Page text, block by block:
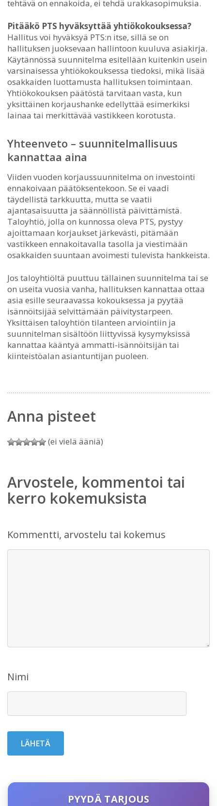
tehtävä on ennakoida, ei tehdä urakkasopimuksia.
Pitääkö PTS hyväksyttää yhtiökokouksessa?
Hallitus voi hyväksyä PTS:n itse, sillä se on
hallituksen juoksevaan hallintoon kuuluva asiakirja.
Käytännössä suunnitelma esitellään kuitenkin usein
varsinaisessa yhtiökokouksessa tiedoksi, mikä lisää
osakkaiden luottamusta hallituksen toimintaan.
Yhtiökokouksen päätöstä tarvitaan vasta, kun
yksittäinen korjaushanke edellyttää esimerkiksi
lainaa tai merkittävää vastikkeen korotusta.
Yhteenveto – suunnitelmallisuus
kannattaa aina
Viiden vuoden korjaussuunnitelma on investointi
ennakoivaan päätöksentekoon. Se ei vaadi
täydellistä tarkkuutta, mutta se vaatii
ajantasaisuutta ja säännöllistä päivittämistä.
Taloyhtiö, jolla on kunnossa oleva PTS, pystyy
ajoittamaan korjaukset järkevästi, pitämään
vastikkeen ennakoitavalla tasolla ja viestimään
osakkaiden suuntaan avoimesti tulevista hankkeista.
Jos taloyhtiöltä puuttuu tällainen suunnitelma tai se
on useita vuosia vanha, hallituksen kannattaa ottaa
asia esille seuraavassa kokouksessa ja pyytää
isännöitsijää selvittämään päivitystarpeen.
Yksittäisen taloyhtiön tilanteen arviointiin ja
suunnitelman sisältöön liittyvissä kysymyksissä
kannattaa kääntyä ammatti-isännöitsijän tai
kiinteistöalan asiantuntijan puoleen.
Anna pisteet
(ei vielä ääniä)
Arvostele, kommentoi tai
kerro kokemuksista
Kommentti, arvostelu tai kokemus
Nimi
PYYDÄ TARJOUS